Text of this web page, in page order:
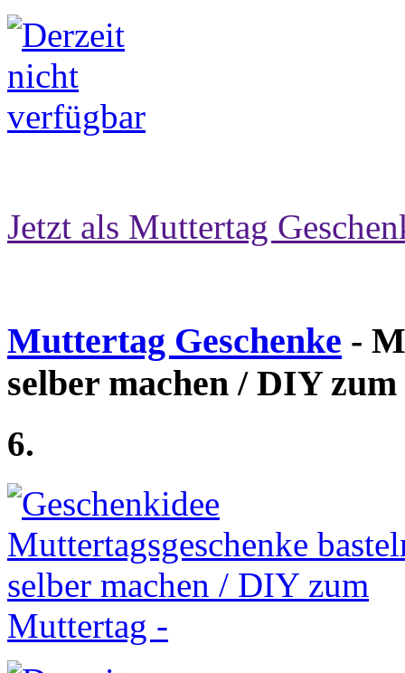
Jetzt als Muttertag
Muttertag Geschenke -
selber machen / DIY
6.